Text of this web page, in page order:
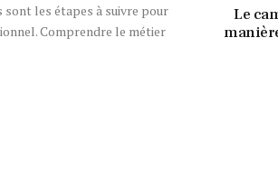
les étapes à suivre pour
Comprendre le métier
Le